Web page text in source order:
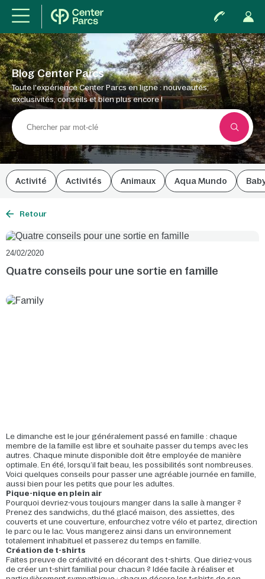
Blog Center Parcs
Toute l'expérience Center Parcs en ligne : nouveautés,
exclusivités, conseils et bien plus encore !
Activité Activités Animaux Aqua Mundo
Retour
24/02/2020
Quatre conseils pour une sortie en famille
Le dimanche est le jour généralement passé en famille : chaque
membre de la famille est libre et souhaite passer du temps avec les
autres. Chaque minute disponible doit être employée de manière
optimale. En été, lorsqu’il fait beau, les possibilités sont nombreuses.
Voici quelques conseils pour passer une agréable journée en famille,
aussi bien pour les petits que pour les adultes.
Pique-nique en plein air
Pourquoi devriez-vous toujours manger dans la salle à manger ?
Prenez des sandwichs, du thé glacé maison, des assiettes, des
couverts et une couverture, enfourchez votre vélo et partez, direction
le parc ou le lac. Vous mangerez ainsi dans un environnement
totalement inhabituel et passerez du temps en famille.
Création de t-shirts
Faites preuve de créativité en décorant des t-shirts. Que diriez-vous
de créer un t-shirt familial pour chacun ? Idée facile à réaliser et